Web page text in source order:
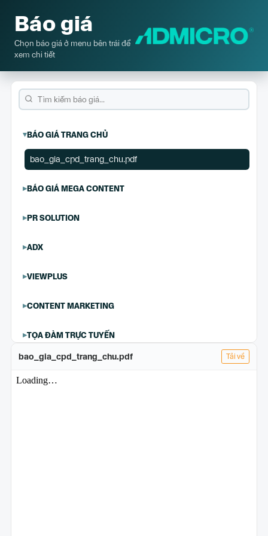
Báo giá
Chọn báo giá ở menu bên trái để
xem chi tiết
BÁO GIÁ TRANG CHỦ
bao_gia_cpd_trang_chu.pdf
BÁO GIÁ MEGA CONTENT
PR SOLUTION
ADX
VIEWPLUS
CONTENT MARKETING
TỌA ĐÀM TRỰC TUYẾN
TÀI TRỢ CUỘC THI
bao_gia_cpd_trang_chu.pdf Tải về